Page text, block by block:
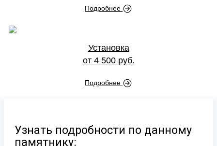
Подробнее
Установка
от 4 500 руб.
Подробнее
Узнать подробности по данному
памятнику: